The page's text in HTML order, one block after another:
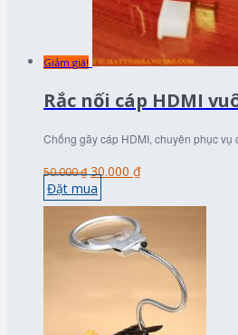
Giảm giá!
Rắc nối cáp HDMI
Chống gãy cáp HDMI, chuyên phục vụ
50.000 ₫ 30.000 ₫
Đặt mua